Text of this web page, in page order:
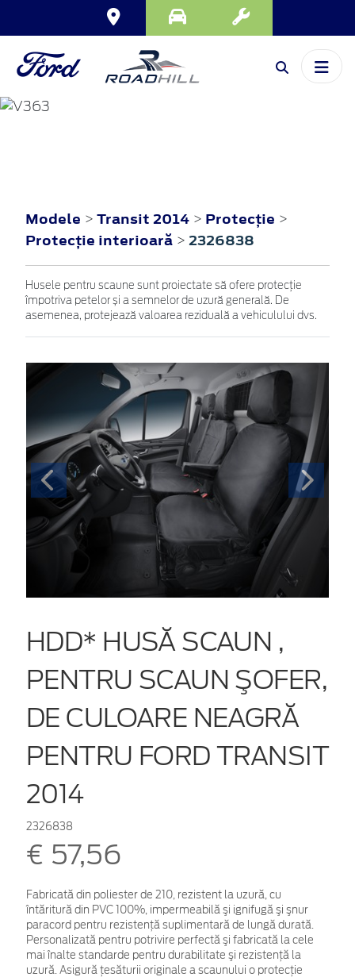
Modele > Transit 2014 > Protecţie >
Protecţie interioară > 2326838
Husele pentru scaune sunt proiectate să ofere protecție
împotriva petelor și a semnelor de uzură generală. De
asemenea, protejează valoarea reziduală a vehiculului dvs.
HDD* HUSĂ SCAUN ,
PENTRU SCAUN ŞOFER,
DE CULOARE NEAGRĂ
PENTRU FORD TRANSIT
2014
2326838
€ 57,56
Fabricată din poliester de 210, rezistent la uzură, cu
întăritură din PVC 100%, impermeabilă şi ignifugă şi şnur
paracord pentru rezistenţă suplimentară de lungă durată.
Personalizată pentru potrivire perfectă şi fabricată la cele
mai înalte standarde pentru durabilitate şi rezistenţă la
uzură. Asigură ţesăturii originale a scaunului o protecţie